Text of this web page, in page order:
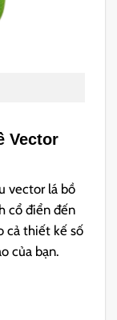
Vector
vector lá bồ
cổ điển đến
cả thiết kế số
của bạn.